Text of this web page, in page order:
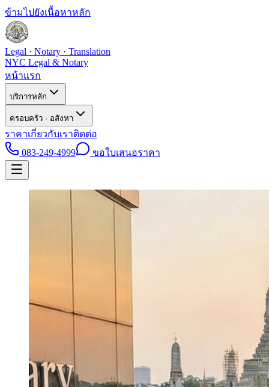
ข้ามไปยังเนื้อหาหลัก
Legal · Notary · Translation
NYC Legal & Notary
หน้าแรก
บริการหลัก
ครอบครัว · อสังหา
ราคาเกี่ยวกับเราติดต่อ
083-249-4999
ขอใบเสนอราคา